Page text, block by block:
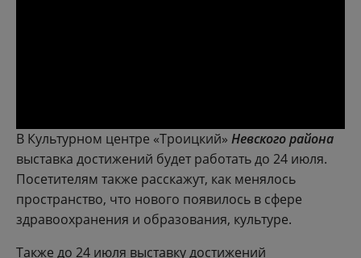
В Культурном центре «Троицкий» Невского района
выставка достижений будет работать до 24 июля.
Посетителям также расскажут, как менялось
пространство, что нового появилось в сфере
здравоохранения и образования, культуре.
Также до 24 июля выставку достижений